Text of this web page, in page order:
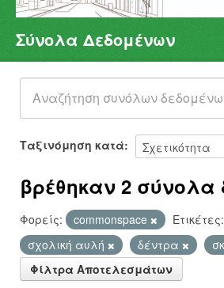
Σύνολα Δεδομένων
Φορείς
Ομάδες
Σχετικά
Σύνολα Δεδομένων
Ταξινόμηση κατά
βρέθηκαν 2 σύνολα
Φορείς: commonspace Ετικέτες:
σχολική αυλή
δέντρα
Φίλτρα Αποτελεσμάτων